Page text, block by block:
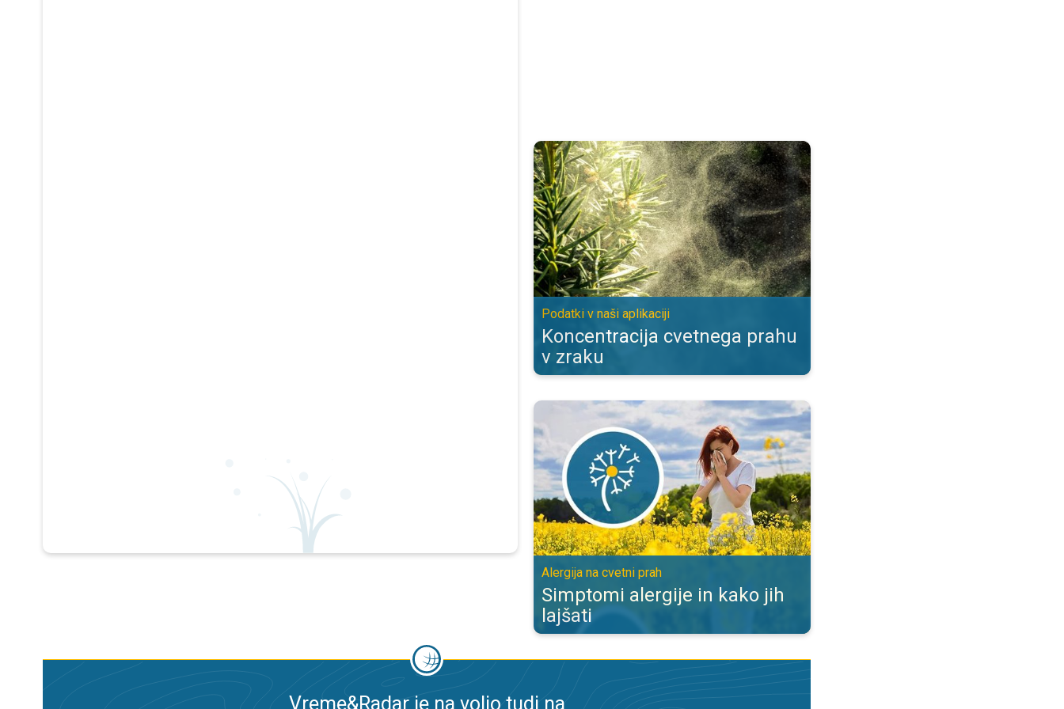
Koncentracija cvetnega prahu v zraku. Podatki v naši aplikaciji. . .
Podatki v naši aplikaciji
Koncentracija cvetnega prahu
v zraku
Simptomi alergije in kako jih lajšati. Alergija na cvetni prah. . .
Alergija na cvetni prah
Simptomi alergije in kako jih
lajšati
Vreme&Radar je na voljo tudi na